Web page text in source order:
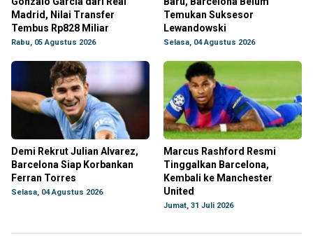
Madrid, Nilai Transfer
Tembus Rp828 Miliar
Rabu, 05 Agustus 2026
Temukan Suksesor
Lewandowski
Selasa, 04 Agustus 2026
Demi Rekrut Julian Alvarez,
Barcelona Siap Korbankan
Ferran Torres
Selasa, 04 Agustus 2026
Marcus Rashford Resmi
Tinggalkan Barcelona,
Kembali ke Manchester
United
Jumat, 31 Juli 2026